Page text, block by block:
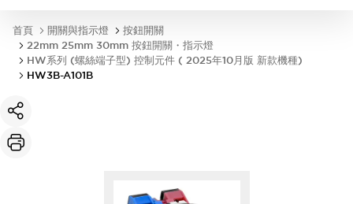
首頁 開關與指示燈
按鈕開關
22mm 25mm 30mm 按鈕開關・指示燈
HW系列 (螺絲端子型) 控制元件 ( 2025年10月版 新款機種)
HW3B-A101B